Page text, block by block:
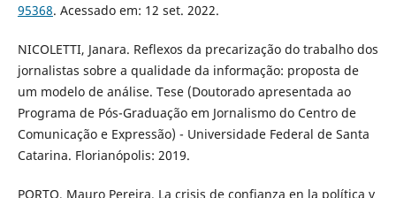
95368. Acessado em: 12 set. 2022.
NICOLETTI, Janara. Reflexos da precarização do trabalho dos
jornalistas sobre a qualidade da informação: proposta de
um modelo de análise. Tese (Doutorado apresentada ao
Programa de Pós-Graduação em Jornalismo do Centro de
Comunicação e Expressão) - Universidade Federal de Santa
Catarina. Florianópolis: 2019.
PORTO, Mauro Pereira. La crisis de confianza en la política y